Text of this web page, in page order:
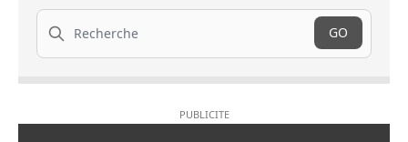
Recherche
GO